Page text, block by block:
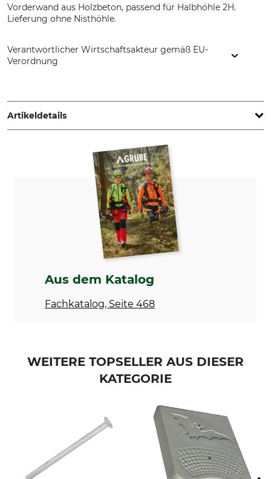
Vorderwand aus Holzbeton, passend für Halbhöhle 2H.
Lieferung ohne Nisthöhle.
Verantwortlicher Wirtschaftsakteur gemäß EU-
Verordnung
35, 73614 Schorndorf, Germany, www.schwegler-natur.de
Artikeldetails
Produkttyp
Ersatzvorderwand
Modellbezeichnung
Herstellung
Made in Germany
Aus dem Katalog
Fachkatalog, Seite 468
WEITERE TOPSELLER AUS DIESER
KATEGORIE